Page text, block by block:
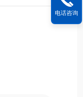
机高速轴上取得的光
显示，当试验机工作盘
电机断电停止转动。
电话咨询